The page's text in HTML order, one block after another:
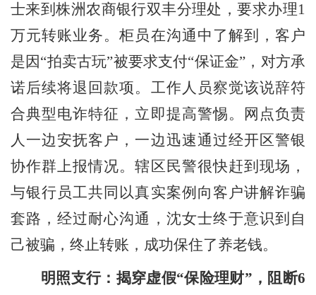
士来到株洲农商银行双丰分理处，要求办理1
万元转账业务。柜员在沟通中了解到，客户
是因“拍卖古玩”被要求支付“保证金”，对方承
诺后续将退回款项。工作人员察觉该说辞符
合典型电诈特征，立即提高警惕。网点负责
人一边安抚客户，一边迅速通过经开区警银
协作群上报情况。辖区民警很快赶到现场，
与银行员工共同以真实案例向客户讲解诈骗
套路 ，经过耐心沟通，沈女士终于意识到自
己被骗，终止转账，成功保住了养老钱。
明照支行：揭穿虚假“保险理财”，阻断6